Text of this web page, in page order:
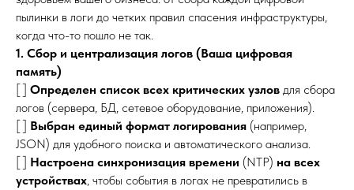
пылинки в логи до четких правил спасения инфраструктуры,
когда что-то пошло не так.
1. Сбор и централизация логов (Ваша цифровая
память)
[ ] Определен список всех критических узлов для сбора
логов (сервера, БД, сетевое оборудование, приложения).
[ ] Выбран единый формат логирования (например,
JSON) для удобного поиска и автоматического анализа.
[ ] Настроена синхронизация времени (NTP) на всех
устройствах, чтобы события в логах не превратились в